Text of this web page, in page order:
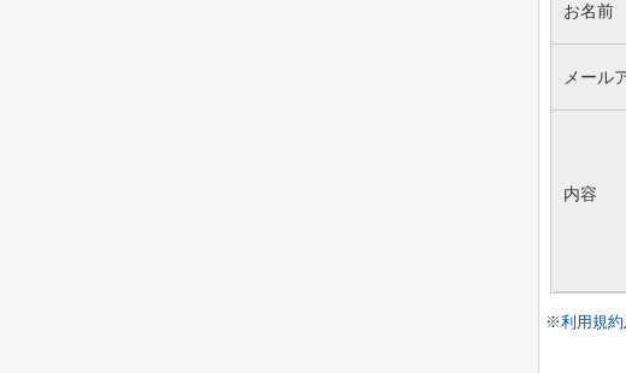
お名前
メール
内容
※利用規約